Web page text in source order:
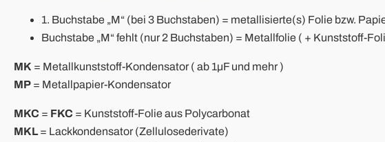
1. Buchstabe „M“ (bei 3 Buchstaben) = metallisierte(s) Folie bzw.
Buchstabe „M“ fehlt (nur 2 Buchstaben) = Metallfolie ( + Kunststoff-
MK = Metallkunststoff-Kondensator ( ab 1μF und mehr )
MP = Metallpapier-Kondensator
MKC = FKC = Kunststoff-Folie aus Polycarbonat
MKL= Lackkondensator (Zellulosederivate)